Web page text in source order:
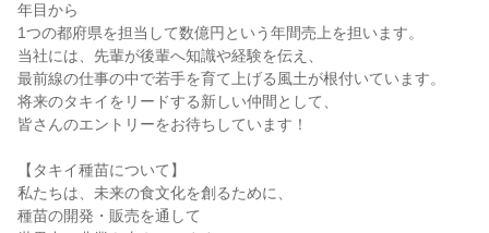
年目から
1つの都府県を担当して数億円という年間売上を担います。
当社には、先輩が後輩へ知識や経験を伝え、
最前線の仕事の中で若手を育て上げる風土が根付いています。
将来のタキイをリードする新しい仲間として、
皆さんのエントリーをお待ちしています！
【タキイ種苗について】
私たちは、未来の食文化を創るために、
種苗の開発・販売を通して